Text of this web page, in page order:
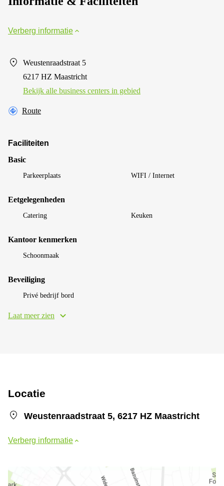
Verberg informatie
Weustenraadstraat 5
6217 HZ Maastricht
Bekijk alle business centers in gebied
Route
Faciliteiten
Basic
Parkeerplaats WIFI / Internet
Eetgelegenheden
Catering Keuken
Kantoor kenmerken
Schoonmaak
Beveiliging
Privé bedrijf bord
Laat meer zien
Locatie
Weustenraadstraat 5, 6217 HZ Maastricht
Verberg informatie